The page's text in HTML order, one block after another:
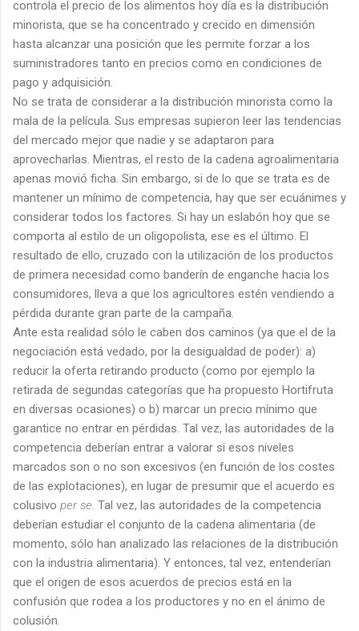
controla el precio de los alimentos hoy día es la distribución
minorista, que se ha concentrado y crecido en dimensión
hasta alcanzar una posición que les permite forzar a los
suministradores tanto en precios como en condiciones de
pago y adquisición.
No se trata de considerar a la distribución minorista como la
mala de la película. Sus empresas supieron leer las tendencias
del mercado mejor que nadie y se adaptaron para
aprovecharlas. Mientras, el resto de la cadena agroalimentaria
apenas movió ficha. Sin embargo, si de lo que se trata es de
mantener un mínimo de competencia, hay que ser ecuánimes y
considerar todos los factores. Si hay un eslabón hoy que se
comporta al estilo de un oligopolista, ese es el último. El
resultado de ello, cruzado con la utilización de los productos
de primera necesidad como banderín de enganche hacia los
consumidores, lleva a que los agricultores estén vendiendo a
pérdida durante gran parte de la campaña.
Ante esta realidad sólo le caben dos caminos (ya que el de la
negociación está vedado, por la desigualdad de poder): a)
reducir la oferta retirando producto (como por ejemplo la
retirada de segundas categorías que ha propuesto Hortifruta
en diversas ocasiones) o b) marcar un precio mínimo que
garantice no entrar en pérdidas. Tal vez, las autoridades de la
competencia deberían entrar a valorar si esos niveles
marcados son o no son excesivos (en función de los costes
de las explotaciones), en lugar de presumir que el acuerdo es
colusivo per se . Tal vez, las autoridades de la competencia
deberían estudiar el conjunto de la cadena alimentaria (de
momento, sólo han analizado las relaciones de la distribución
con la industria alimentaria). Y entonces, tal vez, entenderían
que el origen de esos acuerdos de precios está en la
confusión que rodea a los productores y no en el ánimo de
colusión.